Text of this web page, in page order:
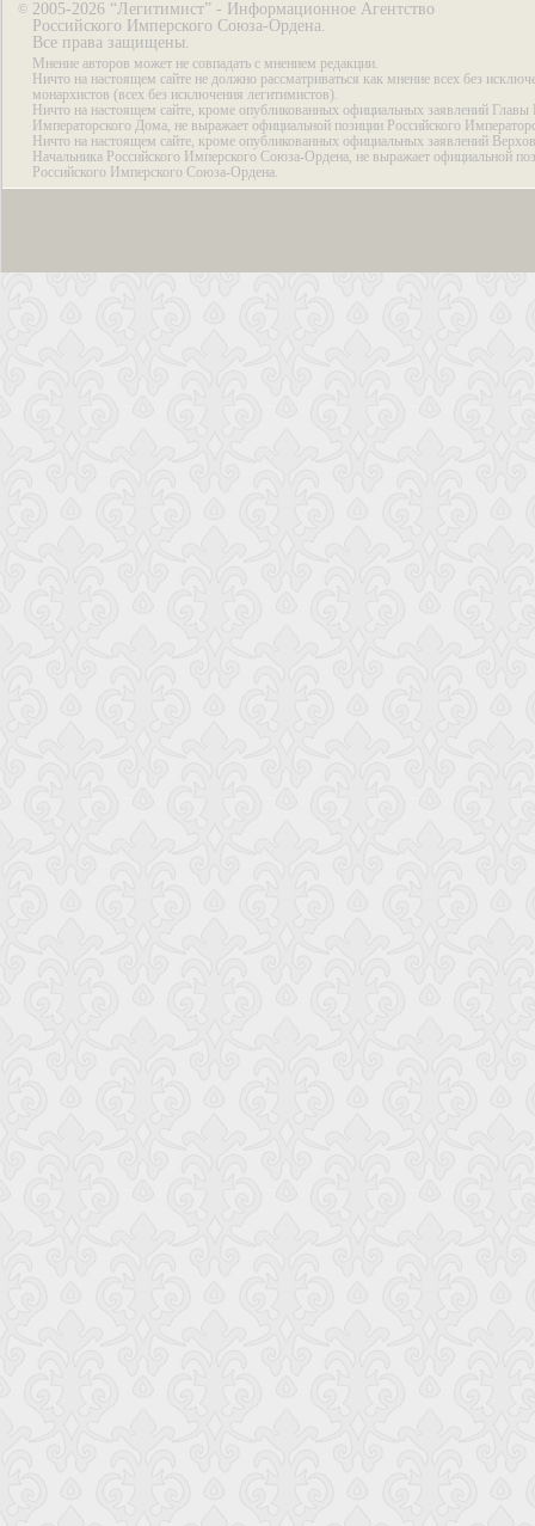
© 2005-2026 “Легитимист” - Информационное Агентство
Российского Имперского Союза-Ордена.
Все права защищены.
Мнение авторов может не совпадать с мнением редакции.
Ничто на настоящем сайте не должно рассматриваться как мнение всех без
монархистов (всех без исключения легитимистов).
Ничто на настоящем сайте, кроме опубликованных официальных заявлений Главы
Императорского Дома, не выражает официальной позиции Российского
Ничто на настоящем сайте, кроме опубликованных официальных заявлений
Начальника Российского Имперского Союза-Ордена, не выражает официальной
Российского Имперского Союза-Ордена.